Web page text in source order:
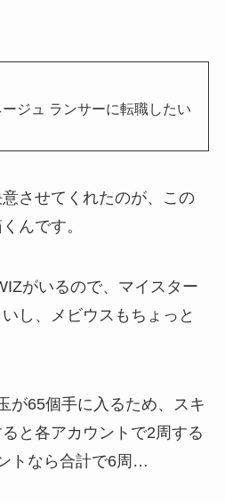
ージュ ランサーに転職したい
させてくれたのが、この
んです。
がいるので、マイスター
し、メビウスもちょっと
が65個手に入るため、スキ
と各アカウントで2周する
トなら合計で6周…